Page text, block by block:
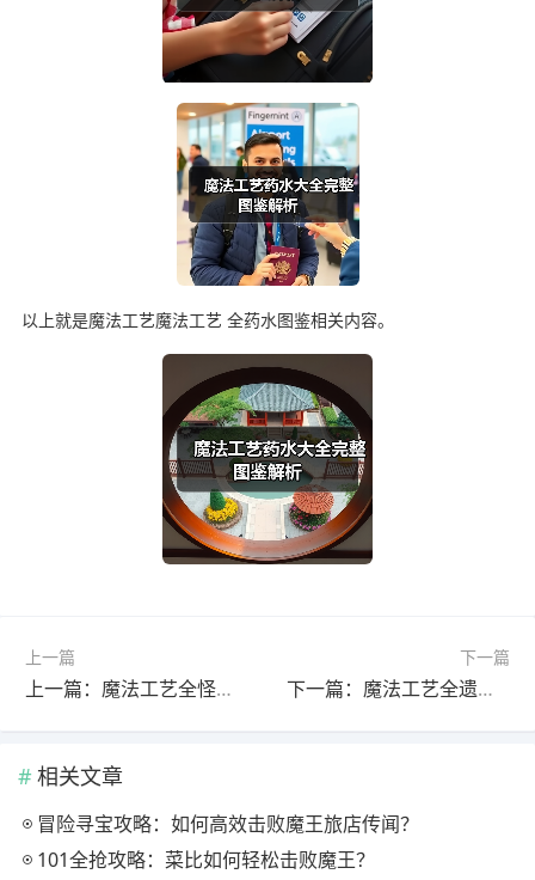
以上就是魔法工艺魔法工艺 全药水图鉴相关内容。
上一篇
上一篇：魔法工艺全怪物图鉴：遗迹之森①深度解析
下一篇
下一篇：魔法工艺全遗物图鉴第四卷：终极解析
相关文章
冒险寻宝攻略：如何高效击败魔王旅店传闻？
101全抢攻略：菜比如何轻松击败魔王？